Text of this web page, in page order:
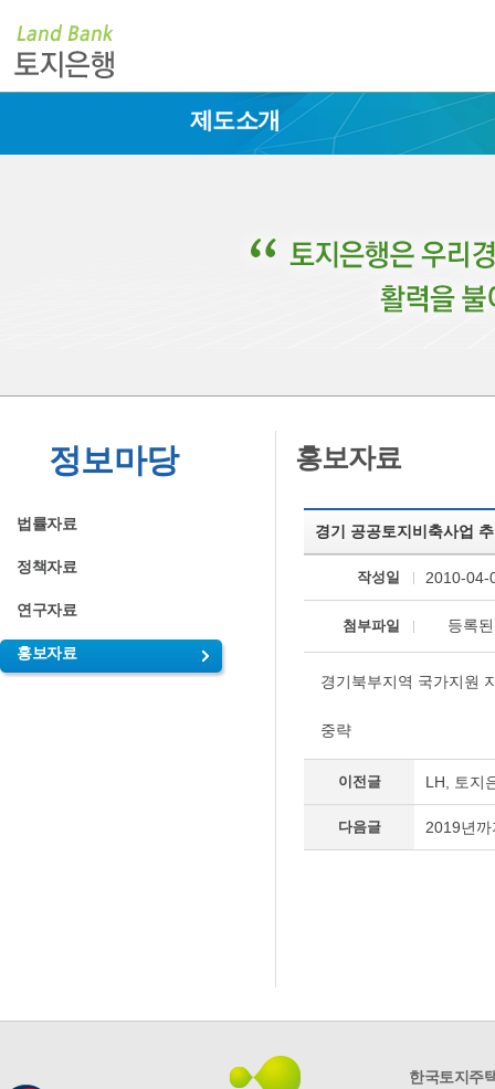
제도소개
정보마당
법률자료
정책자료
연구자료
홍보자료
홍보자료
경기 공공토지비축사업
작성일 2010-04-
첨부파일 등록
경기북부지역 국가지원
중략
이전글 LH, 토지
다음글 2019년
한국토지주